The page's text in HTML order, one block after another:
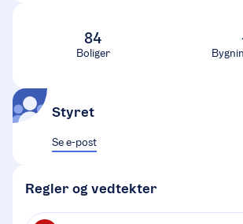
84
Boliger
Styret
Se e-post
Regler og vedtekter